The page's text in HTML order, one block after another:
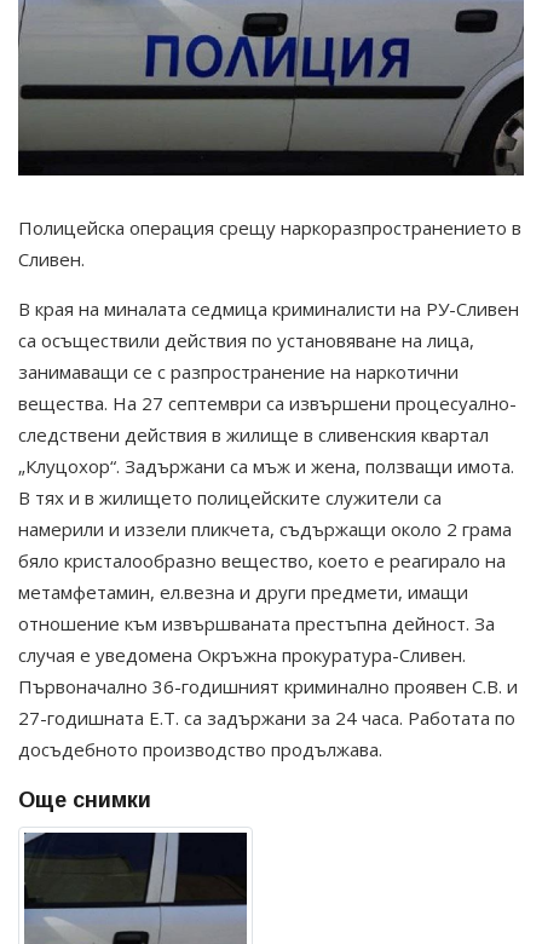
Полицейска операция срещу наркоразпространението в
Сливен.
В края на миналата седмица криминалисти на РУ-Сливен
са осъществили действия по установяване на лица,
занимаващи се с разпространение на наркотични
вещества. На 27 септември са извършени процесуално-
следствени действия в жилище в сливенския квартал
„Клуцохор“. Задържани са мъж и жена, ползващи имота.
В тях и в жилището полицейските служители са
намерили и иззели пликчета, съдържащи около 2 грама
бяло кристалообразно вещество, което е реагирало на
метамфетамин, ел.везна и други предмети, имащи
отношение към извършваната престъпна дейност. За
случая е уведомена Окръжна прокуратура-Сливен.
Първоначално 36-годишният криминално проявен С.В. и
27-годишната Е.Т. са задържани за 24 часа. Работата по
досъдебното производство продължава.
Още снимки